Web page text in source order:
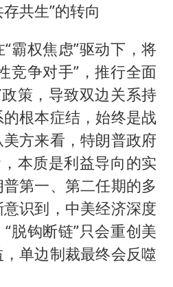
存共生”的转向
霸权焦虑”驱动下，将
竞争对手”，推行全面
策，导致双边关系持
根本症结，始终是战
方来看，特朗普政府
本质是利益导向的实
第一、第二任期的多
识到，中美经济深度
脱钩断链”只会重创美
单边制裁最终会反噬